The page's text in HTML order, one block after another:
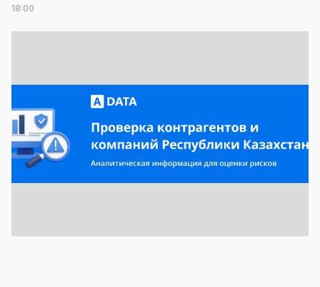
18:00